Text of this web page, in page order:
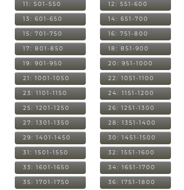
11: 501-550 12: 551-600
13: 601-650 14: 651-700
15: 701-750 16: 751-800
17: 801-850 18: 851-900
19: 901-950 20: 951-1000
21: 1001-1050 22: 1051-1100
23: 1101-1150 24: 1151-1200
25: 1201-1250 26: 1251-1300
27: 1301-1350 28: 1351-1400
29: 1401-1450 30: 1451-1500
31: 1501-1550 32: 1551-1600
33: 1601-1650 34: 1651-1700
35: 1701-1750 36: 1751-1800